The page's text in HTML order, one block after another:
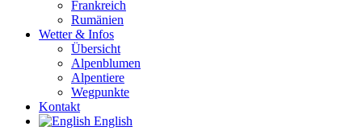
Frankreich
Rumänien
Wetter & Infos
Übersicht
Alpenblumen
Alpentiere
Wegpunkte
Kontakt
English